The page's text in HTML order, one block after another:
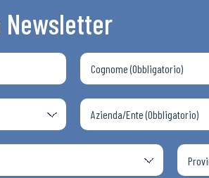
Bollettini ADAPT
Articoli
Osservatori